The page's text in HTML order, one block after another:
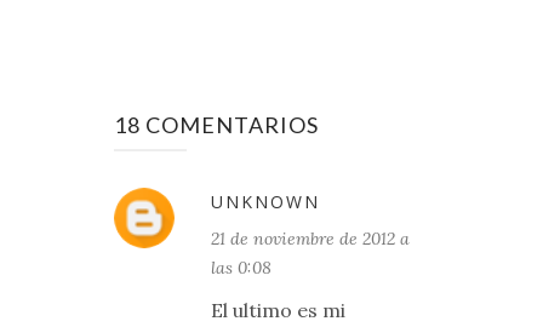
18 COMENTARIOS
UNKNOWN
21 de noviembre de 2012 a
las 0:08
El ultimo es mi